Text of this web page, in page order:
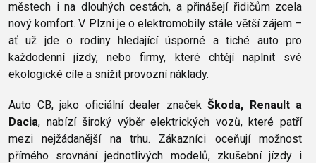
městech i na dlouhých cestách, a přinášejí řidičům zcela
nový komfort. V Plzni je o elektromobily stále větší zájem –
ať už jde o rodiny hledající úsporné a tiché auto pro
každodenní jízdy, nebo firmy, které chtějí naplnit své
ekologické cíle a snížit provozní náklady.
Auto CB, jako oficiální dealer značek Škoda, Renault a
Dacia, nabízí široký výběr elektrických vozů, které patří
mezi nejžádanější na trhu. Zákazníci oceňují možnost
přímého srovnání jednotlivých modelů, zkušební jízdy i